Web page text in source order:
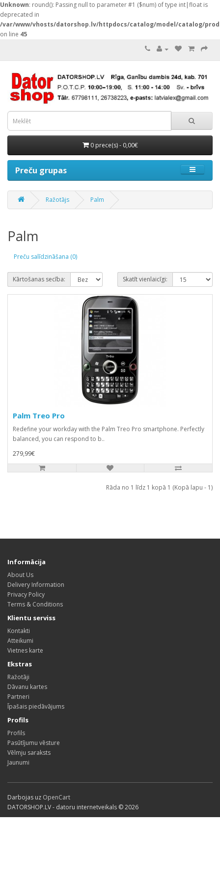
Unknown: round(): Passing null to parameter #1 ($num) of type int|float is
deprecated in
/var/www/vhosts/datorshop.lv/httpdocs/catalog/model/catalog/
on line 45
0 prece(s) - 0,00€
Preču grupas
Ražotājs Palm
Palm
Preču salīdzināšana (0)
Kārtošanas secība: Skatīt vienlaicīgi:
Palm Treo Pro
Redefine your workday with the Palm Treo Pro smartphone. Perfectly
balanced, you can respond to b..
279,99€
Rāda no 1 līdz 1 kopā 1 (Kopā lapu - 1)
Informācija
About Us
Delivery Information
Privacy Policy
Terms & Conditions
Klientu serviss
Kontakti
Atteikumi
Vietnes karte
Ekstras
Ražotāji
Dāvanu kartes
Partneri
Īpašais piedāvājums
Profils
Profils
Pasūtījumu vēsture
Vēlmju saraksts
Jaunumi
Darbojas uz OpenCart
DATORSHOP.LV - datoru internetveikals © 2026